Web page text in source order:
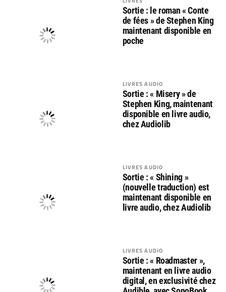
Sortie : le roman « Conte
de fées » de Stephen King
maintenant disponible en
poche
LIVRES AUDIO
Sortie : « Misery » de
Stephen King, maintenant
disponible en livre audio,
chez Audiolib
LIVRES AUDIO
Sortie : « Shining »
(nouvelle traduction) est
maintenant disponible en
livre audio, chez Audiolib
LIVRES AUDIO
Sortie : « Roadmaster »,
maintenant en livre audio
digital, en exclusivité chez